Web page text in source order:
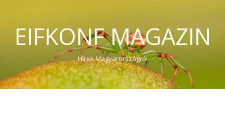
EIFKONF MAGAZIN
Hírek Magyarországról